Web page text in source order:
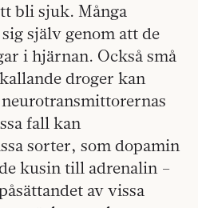
bli sjuk. Många
själv genom att de
i hjärnan. Också små
droger kan
fall kan
sorter, som dopamin
kusin till adrenalin –
av vissa